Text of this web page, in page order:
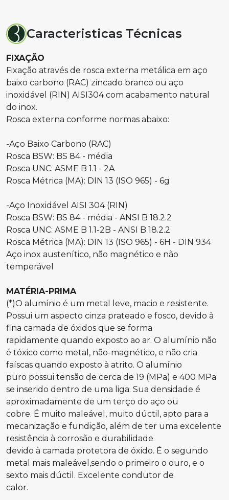
Caracteristicas Técnicas
FIXAÇÃO
Fixação através de rosca externa metálica em aço
baixo carbono (RAC) zincado branco ou aço
inoxidável (RIN) AISI304 com acabamento natural
do inox.
Rosca externa conforme normas abaixo:
-Aço Baixo Carbono (RAC)
Rosca BSW: BS 84 - média
Rosca UNC: ASME B 1.1 - 2A
Rosca Métrica (MA): DIN 13 (ISO 965) - 6g
-Aço Inoxidável AISI 304 (RIN)
Rosca BSW: BS 84 - média - ANSI B 18.2.2
Rosca UNC: ASME B 1.1-2B - ANSI B 18.2.2
Rosca Métrica (MA): DIN 13 (ISO 965) - 6H - DIN 934
Aço inox austenítico, não magnético e não
temperável
MATÉRIA-PRIMA
(*)O alumínio é um metal leve, macio e resistente.
Possui um aspecto cinza prateado e fosco, devido à
fina camada de óxidos que se forma
rapidamente quando exposto ao ar. O alumínio não
é tóxico como metal, não-magnético, e não cria
faíscas quando exposto à atrito. O alumínio
puro possui tensão de cerca de 19 (MPa) e 400 MPa
se inserido dentro de uma liga. Sua densidade é
aproximadamente de um terço do aço ou
cobre. É muito maleável, muito dúctil, apto para a
mecanização e fundição, além de ter uma excelente
resistência à corrosão e durabilidade
devido à camada protetora de óxido. É o segundo
metal mais maleável,sendo o primeiro o ouro, e o
sexto mais dúctil. Excelente condutor de
calor.